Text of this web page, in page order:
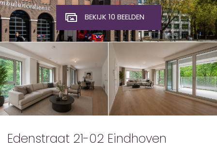
BEKIJK 10 BEELDEN
Edenstraat 21-02 Eindhoven